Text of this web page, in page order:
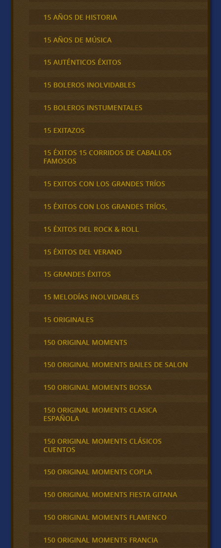
15 AÑOS DE HISTORIA
15 AÑOS DE MÚSICA
15 AUTÉNTICOS ÉXITOS
15 BOLEROS INOLVIDABLES
15 BOLEROS INSTUMENTALES
15 EXITAZOS
15 ÉXITOS 15 CORRIDOS DE CABALLOS
FAMOSOS
15 EXITOS CON LOS GRANDES TRÍOS
15 ÉXITOS CON LOS GRANDES TRÍOS,
15 ÉXITOS DEL ROCK & ROLL
15 ÉXITOS DEL VERANO
15 GRANDES ÉXITOS
15 MELODÍAS INOLVIDABLES
15 ORIGINALES
150 ORIGINAL MOMENTS
150 ORIGINAL MOMENTS BAILES DE SALON
150 ORIGINAL MOMENTS BOSSA
150 ORIGINAL MOMENTS CLASICA
ESPAÑOLA
150 ORIGINAL MOMENTS CLÁSICOS
CUENTOS
150 ORIGINAL MOMENTS COPLA
150 ORIGINAL MOMENTS FIESTA GITANA
150 ORIGINAL MOMENTS FLAMENCO
150 ORIGINAL MOMENTS FRANCIA